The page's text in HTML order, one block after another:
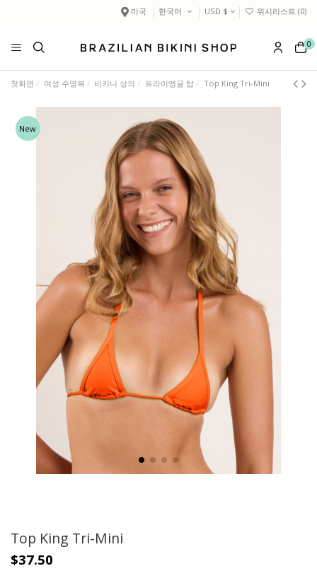
미국 한국어 USD $ 위시리스트 (0)
0
첫화면 여성 수영복 비키니 상의 트라이앵글 탑 Top King Tri-Mini
New
Top King Tri-Mini
$37.50